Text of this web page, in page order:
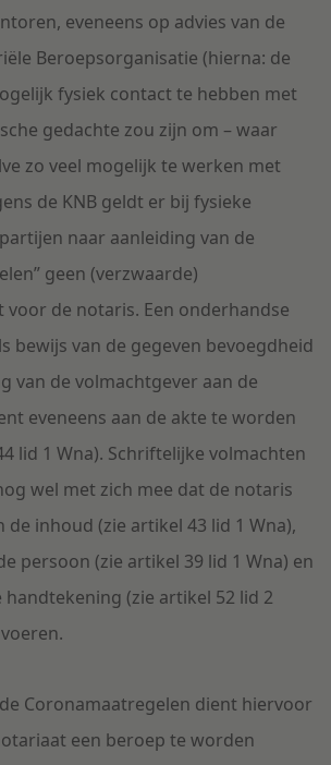
eveneens op advies van de
Beroepsorganisatie (hierna: de
fysiek contact te hebben met
gedachte zou zijn om – waar
zo veel mogelijk te werken met
de KNB geldt er bij fysieke
naar aanleiding van de
geen (verzwaarde)
de notaris. Een onderhandse
bewijs van de gegeven bevoegdheid
van de volmachtgever aan de
eveneens aan de akte te worden
lid 1 Wna). Schriftelijke volmachten
wel met zich mee dat de notaris
de inhoud (zie artikel 43 lid 1 Wna),
persoon (zie artikel 39 lid 1 Wna) en
handtekening (zie artikel 52 lid 2
Coronamaatregelen dient hiervoor
een beroep te worden